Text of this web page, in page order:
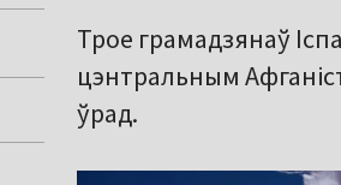
Трое грамадзянаў
цэнтральным
ўрад.